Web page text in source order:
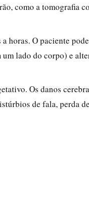
como a tomografia
horas. O paciente
lado do corpo) e
Os danos
de fala, perda